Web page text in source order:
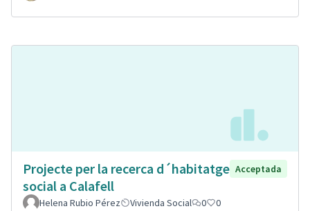
Projecte per la recerca d´habitatge
social a Calafell
Acceptada
Helena Rubio Pérez Vivienda Social 0 0